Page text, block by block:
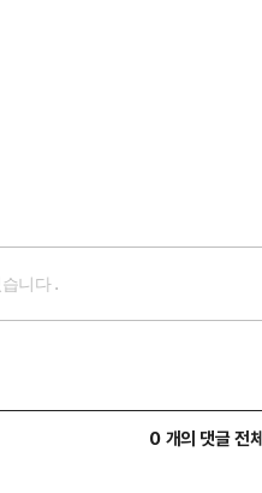
0 개의 댓글 전